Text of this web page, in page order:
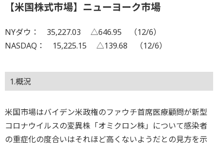
【米国株式市場】ニューヨーク市場
NYダウ： 35,227.03 △646.95 （12/6）
NASDAQ： 15,225.15 △139.68 （12/6）
1.概況
米国市場はバイデン米政権のファウチ首席医療顧問が新型
コロナウイルスの変異株「オミクロン株」について感染者
の重症化の度合いはそれほど高くないようだとの見方を示